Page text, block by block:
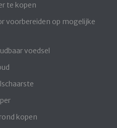
te kopen
voorbereiden op mogelijke
voedsel
kopen